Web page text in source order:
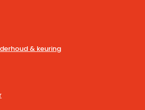
& keuring